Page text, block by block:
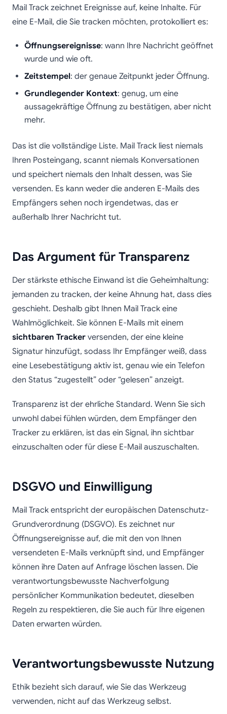
Mail Track zeichnet Ereignisse auf, keine Inhalte. Für
eine E-Mail, die Sie tracken möchten, protokolliert es:
Öffnungsereignisse: wann Ihre Nachricht geöffnet
wurde und wie oft.
Zeitstempel: der genaue Zeitpunkt jeder Öffnung.
Grundlegender Kontext: genug, um eine
aussagekräftige Öffnung zu bestätigen, aber nicht
mehr.
Das ist die vollständige Liste. Mail Track liest niemals
Ihren Posteingang, scannt niemals Konversationen
und speichert niemals den Inhalt dessen, was Sie
versenden. Es kann weder die anderen E-Mails des
Empfängers sehen noch irgendetwas, das er
außerhalb Ihrer Nachricht tut.
Das Argument für Transparenz
Der stärkste ethische Einwand ist die Geheimhaltung:
jemanden zu tracken, der keine Ahnung hat, dass dies
geschieht. Deshalb gibt Ihnen Mail Track eine
Wahlmöglichkeit. Sie können E-Mails mit einem
sichtbaren Tracker versenden, der eine kleine
Signatur hinzufügt, sodass Ihr Empfänger weiß, dass
eine Lesebestätigung aktiv ist, genau wie ein Telefon
den Status “zugestellt” oder “gelesen” anzeigt.
Transparenz ist der ehrliche Standard. Wenn Sie sich
unwohl dabei fühlen würden, dem Empfänger den
Tracker zu erklären, ist das ein Signal, ihn sichtbar
einzuschalten oder für diese E-Mail auszuschalten.
DSGVO und Einwilligung
Mail Track entspricht der europäischen Datenschutz-
Grundverordnung (DSGVO). Es zeichnet nur
Öffnungsereignisse auf, die mit den von Ihnen
versendeten E-Mails verknüpft sind, und Empfänger
können ihre Daten auf Anfrage löschen lassen. Die
verantwortungsbewusste Nachverfolgung
persönlicher Kommunikation bedeutet, dieselben
Regeln zu respektieren, die Sie auch für Ihre eigenen
Daten erwarten würden.
Verantwortungsbewusste Nutzung
Ethik bezieht sich darauf, wie Sie das Werkzeug
verwenden, nicht auf das Werkzeug selbst.